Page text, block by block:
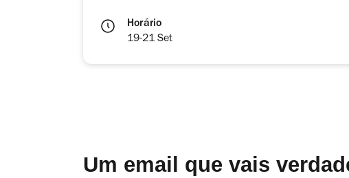
Horário
19-21 Set
Um email que vais